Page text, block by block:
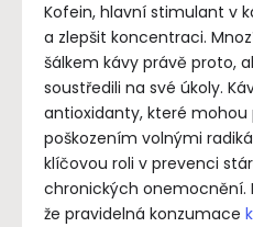
Kofein, hlavní stimulant v
a zlepšit koncentraci.
šálkem kávy právě proto,
soustředili na své úkoly.
antioxidanty, které
poškozením volnými
klíčovou roli v prevenci
chronických onemocnění.
že pravidelná konzumace